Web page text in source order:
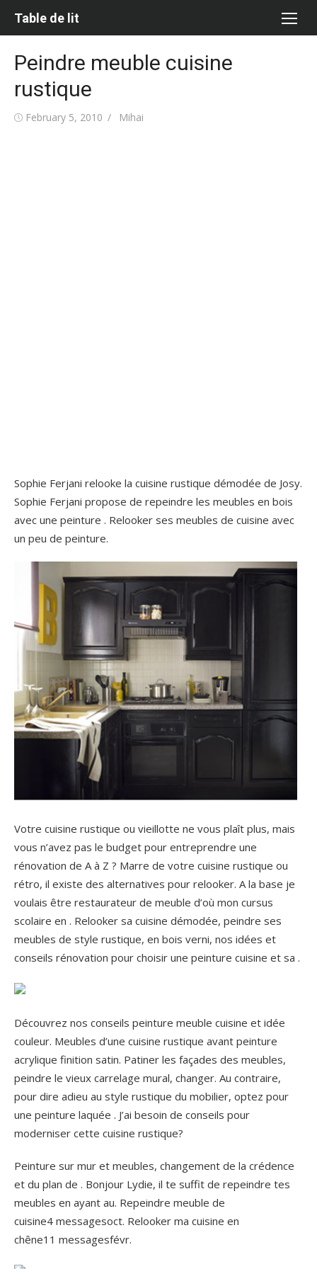
Table de lit
Peindre meuble cuisine
rustique
Posted
February 5, 2010 Author
Mihai
Sophie Ferjani relooke la cuisine rustique démodée de Josy.
Sophie Ferjani propose de repeindre les meubles en bois
avec une peinture . Relooker ses meubles de cuisine avec
un peu de peinture.
Votre cuisine rustique ou vieillotte ne vous plaît plus, mais
vous n’avez pas le budget pour entreprendre une
rénovation de A à Z ? Marre de votre cuisine rustique ou
rétro, il existe des alternatives pour relooker. A la base je
voulais être restaurateur de meuble d’où mon cursus
scolaire en . Relooker sa cuisine démodée, peindre ses
meubles de style rustique, en bois verni, nos idées et
conseils rénovation pour choisir une peinture cuisine et sa .
Découvrez nos conseils peinture meuble cuisine et idée
couleur. Meubles d’une cuisine rustique avant peinture
acrylique finition satin. Patiner les façades des meubles,
peindre le vieux carrelage mural, changer. Au contraire,
pour dire adieu au style rustique du mobilier, optez pour
une peinture laquée . J’ai besoin de conseils pour
moderniser cette cuisine rustique?
Peinture sur mur et meubles, changement de la crédence
et du plan de . Bonjour Lydie, il te suffit de repeindre tes
meubles en ayant au. Repeindre meuble de
cuisine4 messagesoct. Relooker ma cuisine en
chêne11 messagesfévr.